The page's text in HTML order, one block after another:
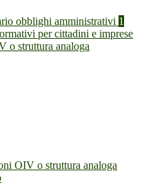
obblighi amministrativi 1
per cittadini e imprese
o struttura analoga
OIV o struttura analoga